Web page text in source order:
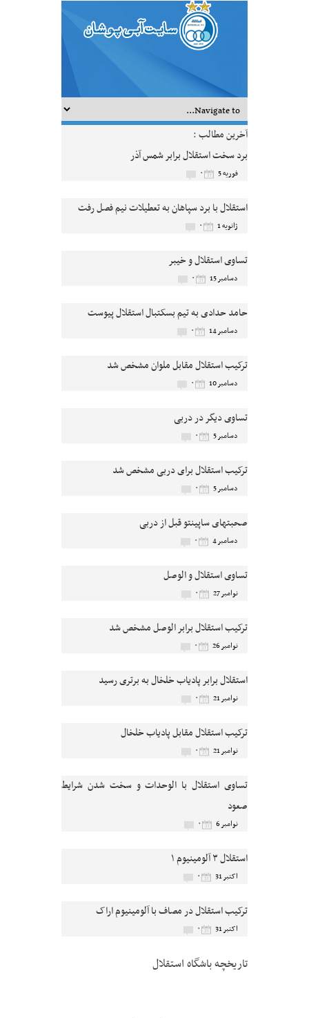
آخرین مطالب :
برد سخت استقلال برابر شمس آذر
فوریه 5 ۰
استقلال با برد سپاهان به تعطیلات نیم فصل رفت
ژانویه 1 ۰
تساوی استقلال و خیبر
دسامبر 15 ۰
حامد حدادی به تیم بسکتبال استقلال پیوست
دسامبر 14 ۰
ترکیب استقلال مقابل ملوان مشخص شد
دسامبر 10 ۰
تساوی دیگر در دربی
دسامبر 5 ۰
ترکیب استقلال برای دربی مشخص شد
دسامبر 5 ۰
صحبتهای ساپینتو قبل از دربی
دسامبر 4 ۰
تساوی استقلال و الوصل
نوامبر 27 ۰
ترکیب استقلال برابر الوصل مشخص شد
نوامبر 26 ۰
استقلال برابر پادیاب خلخال به برتری رسید
نوامبر 21 ۰
ترکیب استقلال مقابل پادیاب خلخال
نوامبر 21 ۰
تساوی استقلال با الوحدات و سخت شدن شرایط
صعود
نوامبر 6 ۰
استقلال ۳ آلومینیوم ۱
اکتبر 31 ۰
ترکیب استقلال در مصاف با آلومینیوم اراک
اکتبر 31 ۰
تاریخچه باشگاه استقلال